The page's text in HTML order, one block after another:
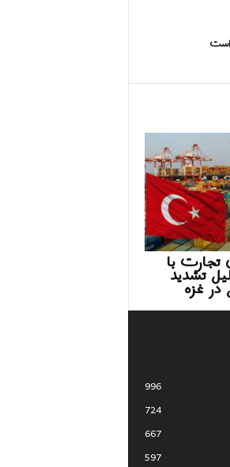
است
تجارت با
تشدید
در غزه
996
724
667
597